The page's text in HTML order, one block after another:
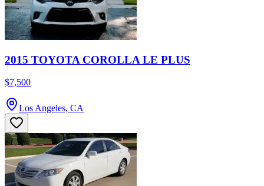
2015 TOYOTA COROLLA LE PLUS
$7,500
Los Angeles, CA